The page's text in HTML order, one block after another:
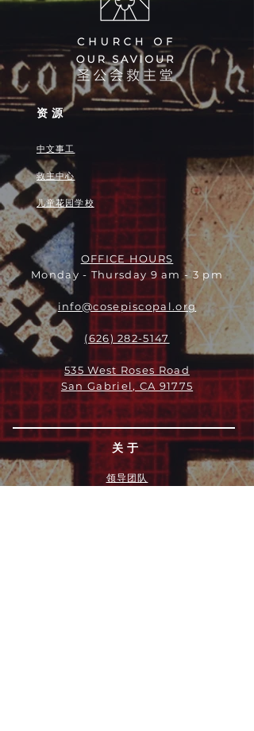
资源
中文事工
救主中心
儿童花园学校
OFFICE HOURS
Monday - Thursday 9 am - 3 pm
info@cosepiscopal.org
(626) 282-5147
535 West Roses Road
San Gabriel, CA 91775
关于
领导团队